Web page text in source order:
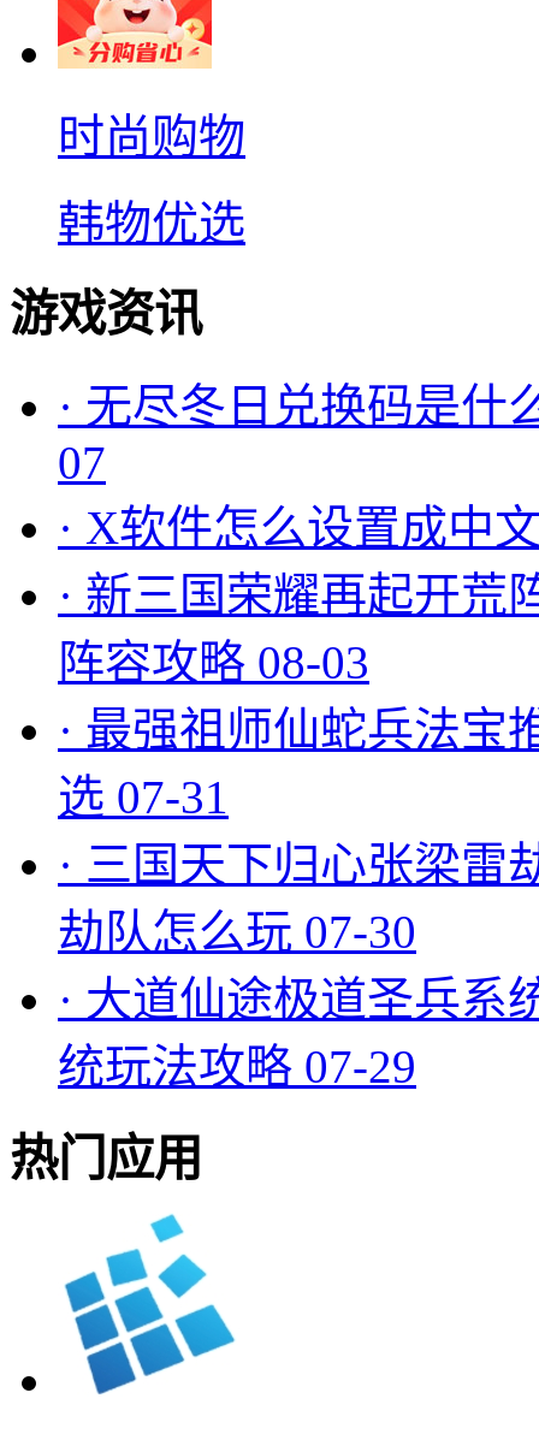
时尚购物
韩物优选
游戏资讯
· 无尽冬日兑换码是什
07
· X软件怎么设置成中
· 新三国荣耀再起开荒
阵容攻略 08-03
· 最强祖师仙蛇兵法宝
选 07-31
· 三国天下归心张梁雷
劫队怎么玩 07-30
· 大道仙途极道圣兵系
统玩法攻略 07-29
热门应用